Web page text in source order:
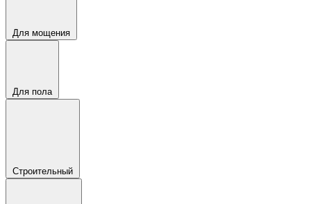
Для мощения
Для пола
Строительный